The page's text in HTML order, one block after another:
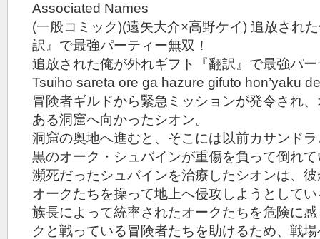
Associated Names
(一般コミック)(遠矢大介×高野ケイ) 追放され
訳』で最強パーティー無双！
追放された俺が外れギフト『翻訳』で最強パ
Tsuiho sareta ore ga hazure gifuto hon’yaku
冒険者ギルドから緊急ミッションが発令され
ある洞窟へ向かったシオン。
洞窟の奥地へ進むと、そこには以前カサンド
黒のオーク・シュバインが重傷を負って倒れ
瀕死だったシュバインを治療したシオンは、
オークたちを操って地上へ侵攻しようとして
族長によって統率されたオークたちを危険に
クと戦っている冒険者たちを助けるため、戦